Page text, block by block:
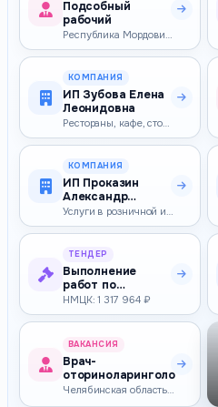
Подсобный
рабочий
Республика Мордовия — 27 093–27 093 ₽
КОМПАНИЯ
ИП Зубова Елена
Леонидовна
Рестораны, кафе, столовые
КОМПАНИЯ
ИП Проказин
Александр
Леонидович
Услуги в розничной и оптовой торговле
ТЕНДЕР
Выполнение
работ по
текущему ремонту
пищеблока
НМЦК: 1 317 964 ₽
ВАКАНСИЯ
Врач-
оториноларинголог
Челябинская область — 70 000–90 000 ₽